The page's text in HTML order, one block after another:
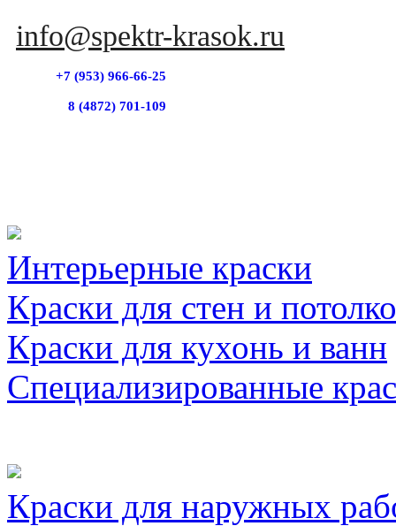
info@spektr-krasok.ru
+7 (953) 966-66-25
8 (4872) 701-109
Интерьерные краски
Краски для стен и
Краски для кухонь и ванн
Специализированные
Краски для наружных